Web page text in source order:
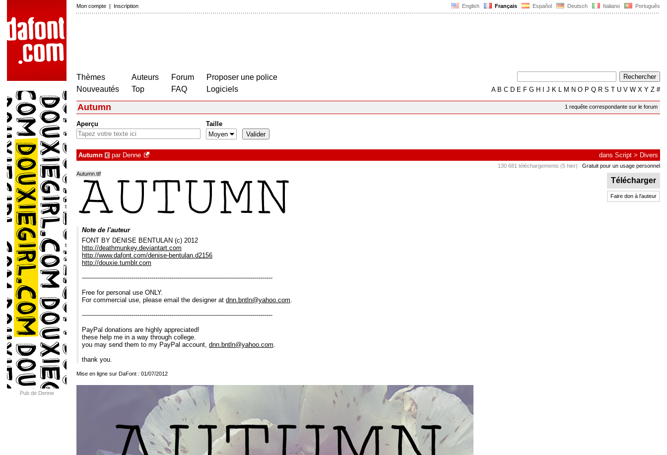
English Français Español Deutsch Italiano Português
Mon compte | Inscription
Thèmes
Nouveautés
Auteurs
Top
Forum
FAQ
Proposer une police
Logiciels
AB C D E F G H J K L M N O P Q R S T U V W X Y Z #
Pub de Denne
1 requête correspondante sur le forum
Autumn
Aperçu Taille
Autumn € par Denne dans Script > Divers
130 681 téléchargements (5 hier) Gratuit pour un usage personnel
Télécharger
Faire don à l'auteur
Autumn.ttf
Note de l'auteur
FONT BY DENISE BENTULAN (c) 2012
http://deathmunkey.deviantart.com
http://www.dafont.com/denise-bentulan.d2156
http://douxie.tumblr.com
------------------------------------------------------------------------------------------------
Free for personal use ONLY.
For commercial use, please email the designer at dnn.bntln@yahoo.com.
------------------------------------------------------------------------------------------------
PayPal donations are highly appreciated!
these help me in a way through college.
you may send them to my PayPal account, dnn.bntln@yahoo.com.
thank you.
Mise en ligne sur DaFont : 01/07/2012